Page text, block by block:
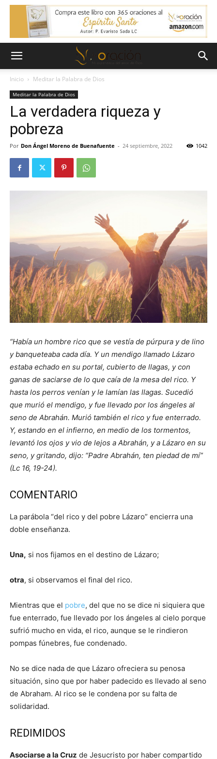
Inicio Meditar la Palabra de Dios
Meditar la Palabra de Dios
La verdadera riqueza y
pobreza
Por Don Ángel Moreno de Buenafuente - 24 septiembre, 2022 1042
“Había un hombre rico que se vestía de púrpura y de lino
y banqueteaba cada día. Y un mendigo llamado Lázaro
estaba echado en su portal, cubierto de llagas, y con
ganas de saciarse de lo que caía de la mesa del rico. Y
hasta los perros venían y le lamían las llagas. Sucedió
que murió el mendigo, y fue llevado por los ángeles al
seno de Abrahán. Murió también el rico y fue enterrado.
Y, estando en el infierno, en medio de los tormentos,
levantó los ojos y vio de lejos a Abrahán, y a Lázaro en su
seno, y gritando, dijo: “Padre Abrahán, ten piedad de mí”
(Lc 16, 19-24).
COMENTARIO
La parábola “del rico y del pobre Lázaro” encierra una
doble enseñanza.
Una, si nos fijamos en el destino de Lázaro;
otra, si observamos el final del rico.
Mientras que el pobre, del que no se dice ni siquiera que
fue enterrado, fue llevado por los ángeles al cielo porque
sufrió mucho en vida, el rico, aunque se le rindieron
pompas fúnebres, fue condenado.
No se dice nada de que Lázaro ofreciera su penosa
situación, sino que por haber padecido es llevado al seno
de Abraham. Al rico se le condena por su falta de
solidaridad.
REDIMIDOS
Asociarse a la Cruz de Jesucristo por haber compartido